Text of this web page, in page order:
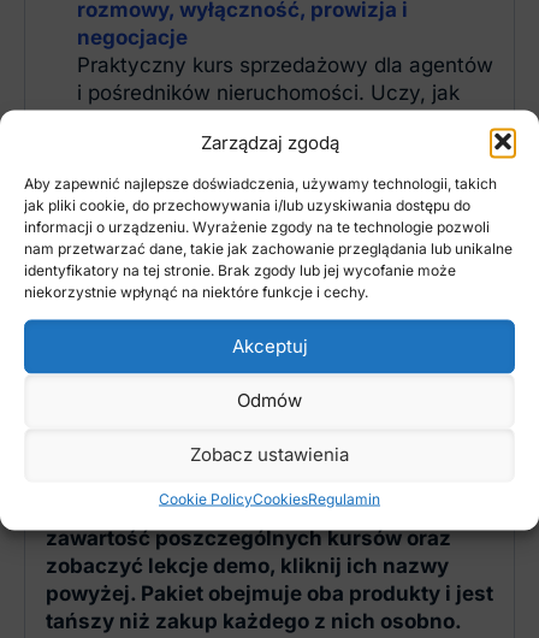
Zarządzaj zgodą
Aby zapewnić najlepsze doświadczenia, używamy technologii, takich
jak pliki cookie, do przechowywania i/lub uzyskiwania dostępu do
informacji o urządzeniu. Wyrażenie zgody na te technologie pozwoli
nam przetwarzać dane, takie jak zachowanie przeglądania lub unikalne
identyfikatory na tej stronie. Brak zgody lub jej wycofanie może
niekorzystnie wpłynąć na niektóre funkcje i cechy.
Akceptuj
Odmów
Zobacz ustawienia
Cookie PolicyCookiesRegulamin
rozmowy, wyłączność, prowizja i
negocjacje
Praktyczny kurs sprzedażowy dla agentów
i pośredników nieruchomości. Uczy, jak
pierwszego telefonu, przez rozmowę o
wyłączności i prowizji, aż po negocjacje i
finalizację transakcji.
Biblioteka Case Study Rynku
Nieruchomości
Zbiór prawdziwych historii, materiałów
filmowych i obszernych analiz tekstowych
opartych na realnych sytuacjach z pracy
pośrednika. Pokazuje trudne rozmowy,
błędy, decyzje klientów, negocjacje i
Jeśli chcesz dokładnie sprawdzić
zawartość poszczególnych kursów oraz
zobaczyć lekcje demo, kliknij ich nazwy
powyżej. Pakiet obejmuje oba produkty i jest
tańszy niż zakup każdego z nich osobno.